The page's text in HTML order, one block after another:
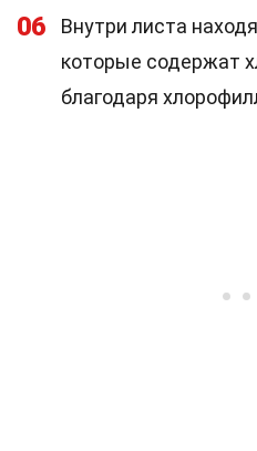
06
Внутри листа
которые содержат
благодаря